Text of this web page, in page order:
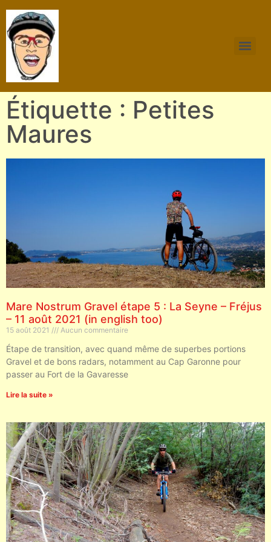
Étiquette : Petites
Maures
Mare Nostrum Gravel étape 5 : La Seyne – Fréjus
– 11 août 2021 (in english too)
15 août 2021 Aucun commentaire
Étape de transition, avec quand même de superbes portions
Gravel et de bons radars, notamment au Cap Garonne pour
passer au Fort de la Gavaresse
Lire la suite »